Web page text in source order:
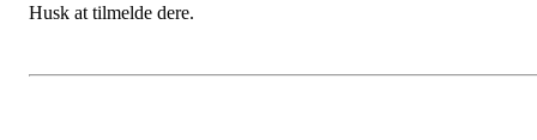
Husk at tilmelde dere.